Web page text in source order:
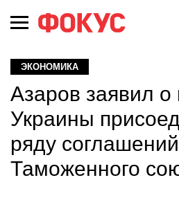
ЭКОНОМИКА
Азаров заявил о
Украины
ряду
Таможенного